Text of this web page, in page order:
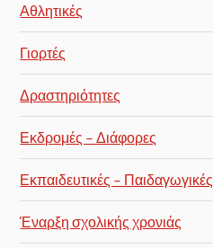
Αθλητικές
Γιορτές
Δραστηριότητες
Εκδρομές – Διάφορες
Εκπαιδευτικές – Παιδαγωγικές
Έναρξη σχολικής χρονιάς